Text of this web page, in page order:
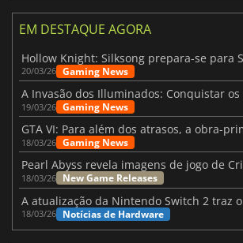
EM DESTAQUE AGORA
20/03/26 Gaming News
19/03/26 Gaming News
18/03/26 Gaming News
18/03/26 New Game Releases
18/03/26 Notícias de Hardware